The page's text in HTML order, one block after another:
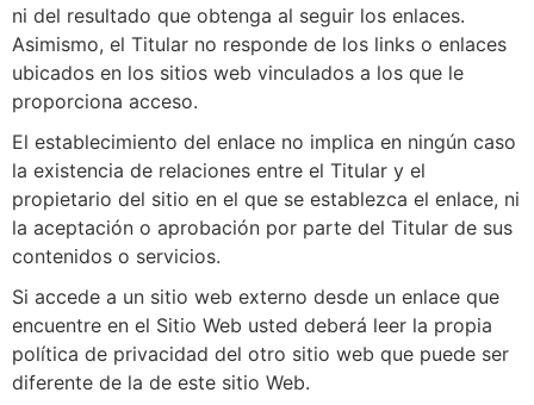
ni del resultado que obtenga al seguir los enlaces.
Asimismo, el Titular no responde de los links o enlaces
ubicados en los sitios web vinculados a los que le
proporciona acceso.
El establecimiento del enlace no implica en ningún caso
la existencia de relaciones entre el Titular y el
propietario del sitio en el que se establezca el enlace, ni
la aceptación o aprobación por parte del Titular de sus
contenidos o servicios.
Si accede a un sitio web externo desde un enlace que
encuentre en el Sitio Web usted deberá leer la propia
política de privacidad del otro sitio web que puede ser
diferente de la de este sitio Web.